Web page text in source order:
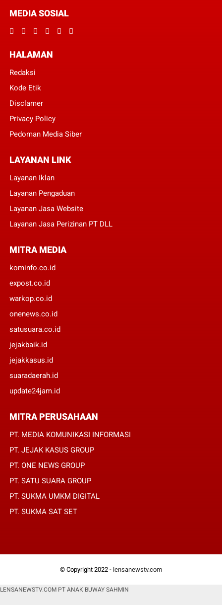
MEDIA SOSIAL
HALAMAN
Redaksi
Kode Etik
Disclamer
Privacy Policy
Pedoman Media Siber
LAYANAN LINK
Layanan Iklan
Layanan Pengaduan
Layanan Jasa Website
Layanan Jasa Perizinan PT DLL
MITRA MEDIA
kominfo.co.id
expost.co.id
warkop.co.id
onenews.co.id
satusuara.co.id
jejakbaik.id
jejakkasus.id
suaradaerah.id
update24jam.id
MITRA PERUSAHAAN
PT. MEDIA KOMUNIKASI INFORMASI
PT. JEJAK KASUS GROUP
PT. ONE NEWS GROUP
PT. SATU SUARA GROUP
PT. SUKMA UMKM DIGITAL
PT. SUKMA SAT SET
© Copyright 2022 - lensanewstv.com
LENSANEWSTV.COM PT ANAK BUWAY SAHMIN